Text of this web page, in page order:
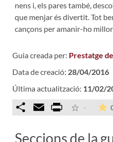
nens i, els pares també,
que menjar és divertit. Tot
cançons per amanir-ho
Guia creada per: Prestatge
Data de creació: 28/04/2016
Última actualització: 11/02/
Comparteix
Email Print -
Seccions de la